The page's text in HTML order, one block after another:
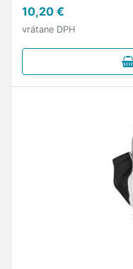
10,20 €
vrátane DPH